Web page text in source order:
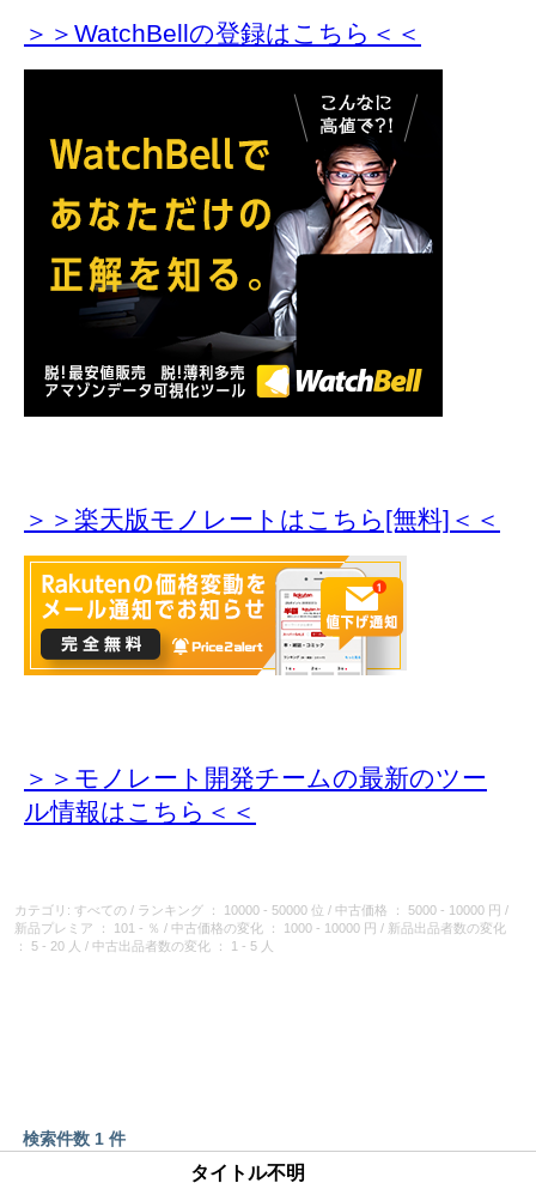
＞＞WatchBellの登録はこちら＜＜
＞＞楽天版モノレートはこちら[無料]＜＜
＞＞モノレート開発チームの最新のツー
ル情報はこちら＜＜
カテゴリ: すべての / ランキング ： 10000 - 50000 位 / 中古価格 ： 5000 - 10000 円
/
新品プレミア
： 101 - ％ / 中古価格の変化 ： 1000 - 10000 円 / 新品出品者数の変化
： 5 - 20 人 / 中古出品者数の変化 ： 1 - 5 人
検索件数 1 件
タイトル不明